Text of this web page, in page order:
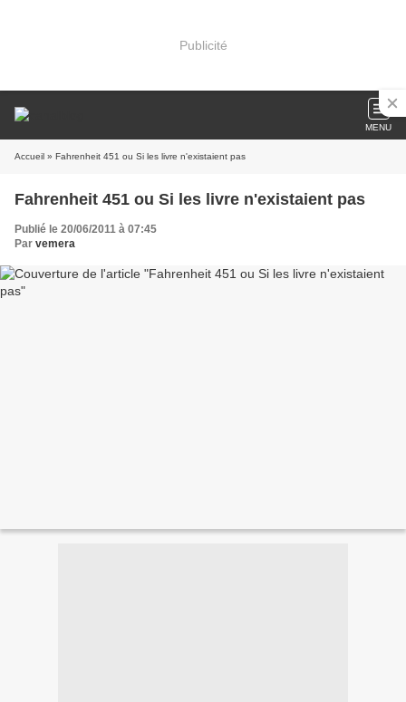
Publicité
MENU
Accueil » Fahrenheit 451 ou Si les livre n'existaient pas
Fahrenheit 451 ou Si les livre n'existaient pas
Publié le 20/06/2011 à 07:45
Par vemera